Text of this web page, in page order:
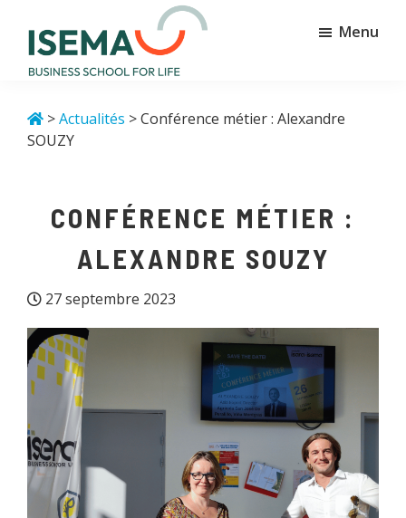
contenu
principal
pied
school
for
life
Menu
>Actualités > Conférence métier : Alexandre
SOUZY
CONFÉRENCE MÉTIER :
ALEXANDRE SOUZY
27 septembre 2023